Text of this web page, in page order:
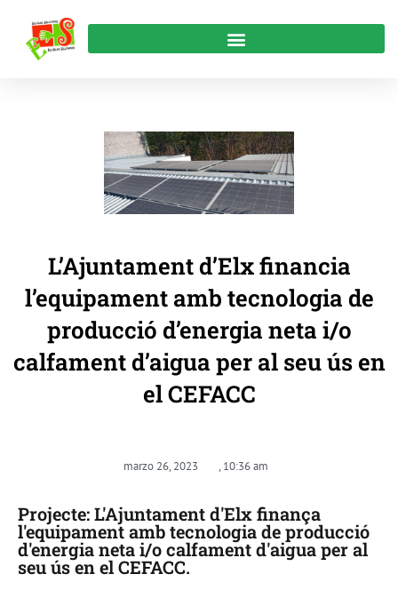
L’Ajuntament d’Elx financia
l’equipament amb tecnologia de
producció d’energia neta i/o
calfament d’aigua per al seu ús en
el CEFACC
marzo 26, 2023 , 10:36 am
Projecte: L'Ajuntament d'Elx finança
l'equipament amb tecnologia de producció
d'energia neta i/o calfament d'aigua per al
seu ús en el CEFACC.